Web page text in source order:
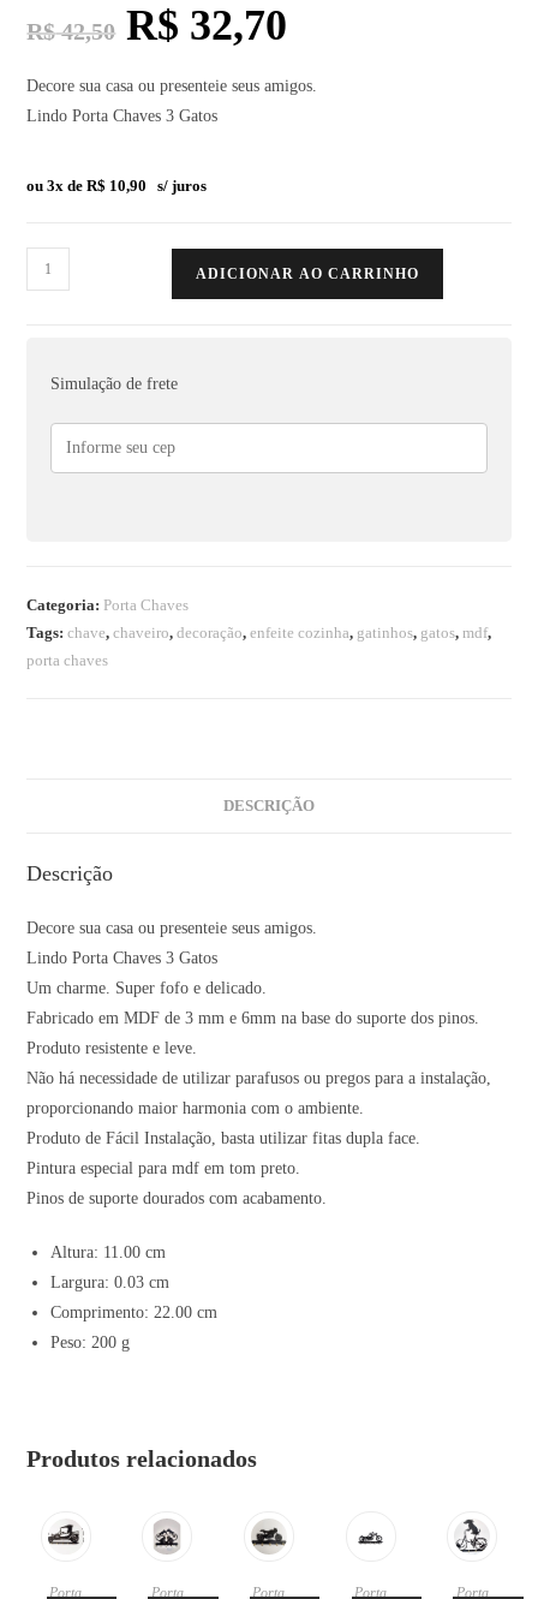
R$42,50 R$ 32,70
Decore sua casa ou presenteie seus amigos.
Lindo Porta Chaves 3 Gatos
ou 3x deR$ 10,90 s/ juros
ADICIONAR AO CARRINHO
Simulação de frete
Categoria: Porta Chaves
Tags:chave,chaveiro,decoração,enfeite cozinha, gatinhos, gatos,mdf,
porta chaves
DESCRIÇÃO
Descrição
Decore sua casa ou presenteie seus amigos.
Lindo Porta Chaves 3 Gatos
Um charme. Super fofo e delicado.
Fabricado em MDF de 3 mm e 6mm na base do suporte dos pinos.
Produto resistente e leve.
Não há necessidade de utilizar parafusos ou pregos para a instalação,
proporcionando maior harmonia com o ambiente.
Produto de Fácil Instalação, basta utilizar fitas dupla face.
Pintura especial para mdf em tom preto.
Pinos de suporte dourados com acabamento.
Altura: 11.00 cm
Largura: 0.03 cm
Comprimento: 22.00 cm
Peso: 200 g
Produtos relacionados
Porta
Porta
Porta
Porta
Porta